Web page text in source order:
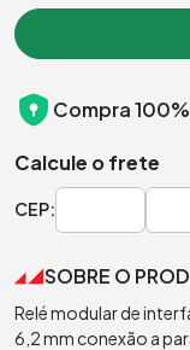
Compra
Calcule o frete
CEP:
SOBRE O
Relé modular de
6,2 mm conexão a